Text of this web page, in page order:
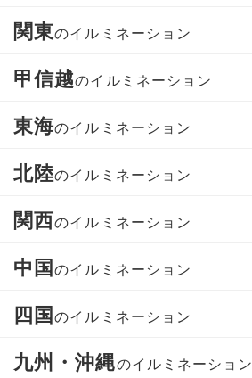
関東のイルミネーション
甲信越のイルミネーション
東海のイルミネーション
北陸のイルミネーション
関西のイルミネーション
中国のイルミネーション
四国のイルミネーション
九州・沖縄のイルミネーション